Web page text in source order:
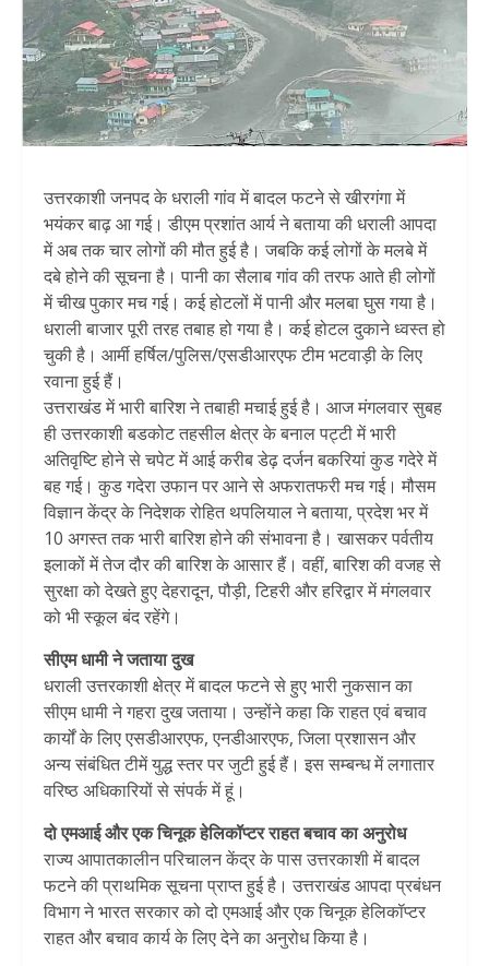
उत्तरकाशी जनपद के धराली गांव में बादल फटने से खीरगंगा में
भयंकर बाढ़ आ गई। डीएम प्रशांत आर्य ने बताया की धराली आपदा
में अब तक चार लोगों की मौत हुई है। जबकि कई लोगों के मलबे में
दबे होने की सूचना है। पानी का सैलाब गांव की तरफ आते ही लोगों
में चीख पुकार मच गई। कई होटलों में पानी और मलबा घुस गया है।
धराली बाजार पूरी तरह तबाह हो गया है। कई होटल दुकाने ध्वस्त हो
चुकी है। आर्मी हर्षिल/पुलिस/एसडीआरएफ टीम भटवाड़ी के लिए
रवाना हुई हैं।
उत्तराखंड में भारी बारिश ने तबाही मचाई हुई है। आज मंगलवार सुबह
ही उत्तरकाशी बडकोट तहसील क्षेत्र के बनाल पट्टी में भारी
अतिवृष्टि होने से चपेट में आई करीब डेढ़ दर्जन बकरियां कुड गदेरे में
बह गई। कुड गदेरा उफान पर आने से अफरातफरी मच गई। मौसम
विज्ञान केंद्र के निदेशक रोहित थपलियाल ने बताया, प्रदेश भर में
10 अगस्त तक भारी बारिश होने की संभावना है। खासकर पर्वतीय
इलाकों में तेज दौर की बारिश के आसार हैं। वहीं, बारिश की वजह से
सुरक्षा को देखते हुए देहरादून, पौड़ी, टिहरी और हरिद्वार में मंगलवार
को भी स्कूल बंद रहेंगे।
सीएम धामी ने जताया दुख
धराली उत्तरकाशी क्षेत्र में बादल फटने से हुए भारी नुकसान का
सीएम धामी ने गहरा दुख जताया। उन्होंने कहा कि राहत एवं बचाव
कार्यों के लिए एसडीआरएफ, एनडीआरएफ, जिला प्रशासन और
अन्य संबंधित टीमें युद्ध स्तर पर जुटी हुई हैं। इस सम्बन्ध में लगातार
वरिष्ठ अधिकारियों से संपर्क में हूं।
दो एमआई और एक चिनूक हेलिकॉप्टर राहत बचाव का अनुरोध
राज्य आपातकालीन परिचालन केंद्र के पास उत्तरकाशी में बादल
फटने की प्राथमिक सूचना प्राप्त हुई है। उत्तराखंड आपदा प्रबंधन
विभाग ने भारत सरकार को दो एमआई और एक चिनूक हेलिकॉप्टर
राहत और बचाव कार्य के लिए देने का अनुरोध किया है।